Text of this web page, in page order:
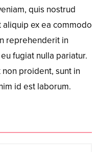
quis nostrud
ex ea commodo
reprehenderit in
fugiat nulla pariatur.
proident, sunt in
id est laborum.